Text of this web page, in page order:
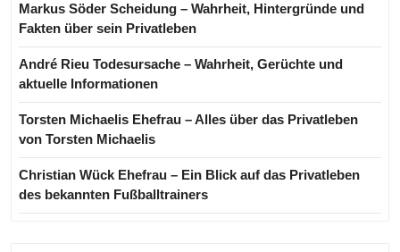
Markus Söder Scheidung – Wahrheit, Hintergründe und
Fakten über sein Privatleben
André Rieu Todesursache – Wahrheit, Gerüchte und
aktuelle Informationen
Torsten Michaelis Ehefrau – Alles über das Privatleben
von Torsten Michaelis
Christian Wück Ehefrau – Ein Blick auf das Privatleben
des bekannten Fußballtrainers